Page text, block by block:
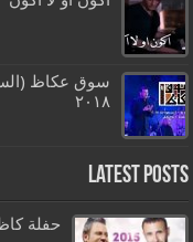
سوق عكاظ
٢٠١٨
Latest Posts
حفلة